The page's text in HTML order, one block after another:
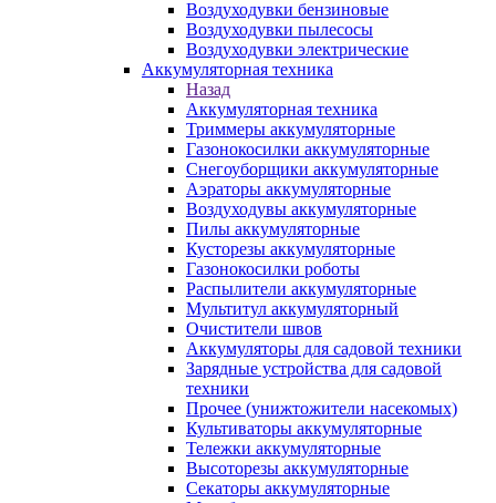
Воздуходувки бензиновые
Воздуходувки пылесосы
Воздуходувки электрические
Аккумуляторная техника
Назад
Аккумуляторная техника
Триммеры аккумуляторные
Газонокосилки аккумуляторные
Снегоуборщики аккумуляторные
Аэраторы аккумуляторные
Воздуходувы аккумуляторные
Пилы аккумуляторные
Кусторезы аккумуляторные
Газонокосилки роботы
Распылители аккумуляторные
Мультитул аккумуляторный
Очистители швов
Аккумуляторы для садовой техники
Зарядные устройства для садовой
техники
Прочее (унижтожители насекомых)
Культиваторы аккумуляторные
Тележки аккумуляторные
Высоторезы аккумуляторные
Секаторы аккумуляторные